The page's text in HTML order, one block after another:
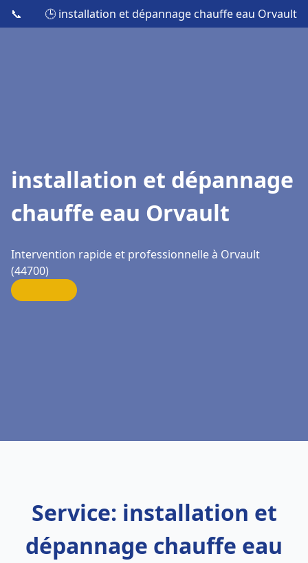
📞 🕒 installation et dépannage chauffe eau Orvault
installation et dépannage
chauffe eau Orvault
Intervention rapide et professionnelle à Orvault
(44700)
Service: installation et
dépannage chauffe eau